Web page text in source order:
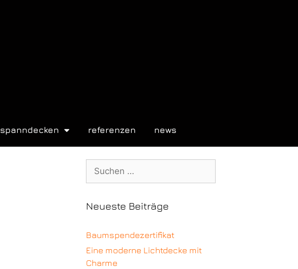
spanndecken referenzen news
Neueste Beiträge
Baumspendezertifikat
Eine moderne Lichtdecke mit
Charme